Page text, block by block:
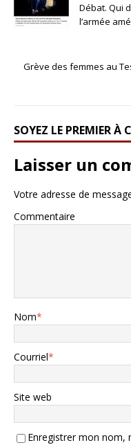
Débat. Qui
l’armée
Grève des femmes au
SOYEZ LE PREMIER À
Laisser un
Votre adresse de
Commentaire
Nom*
Courriel*
Site web
Enregistrer mon nom,